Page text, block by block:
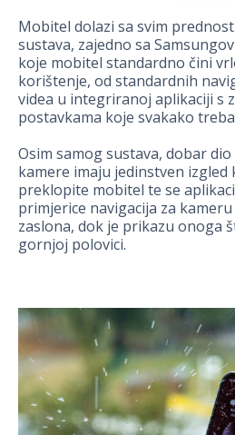
Mobitel dolazi sa svim
sustava, zajedno sa
koje mobitel standardno čini
korištenje, od standardnih
videa u integriranoj aplikaciji s
postavkama koje svakako
Osim samog sustava, dobar
kamere imaju jedinstven izgled
preklopite mobitel te se
primjerice navigacija za
zaslona, dok je prikazu onoga
gornjoj polovici.